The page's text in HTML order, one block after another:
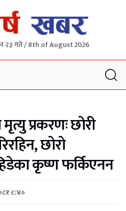
२३ गते / 8th of August 2026
प्रकरणः छोरी
छोरो
कृष्ण फर्किएनन
८:४०